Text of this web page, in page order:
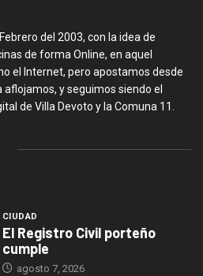
del 2003, con la idea de
de forma Online, en aquel
el Internet, pero apostamos desde
y seguimos siendo el
de Villa Devoto y la Comuna 11.
CIUDAD
El Registro Civil porteño
cumple
agosto 7, 2026